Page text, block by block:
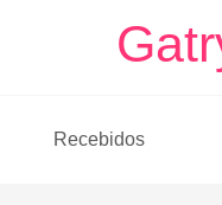
Recebidos